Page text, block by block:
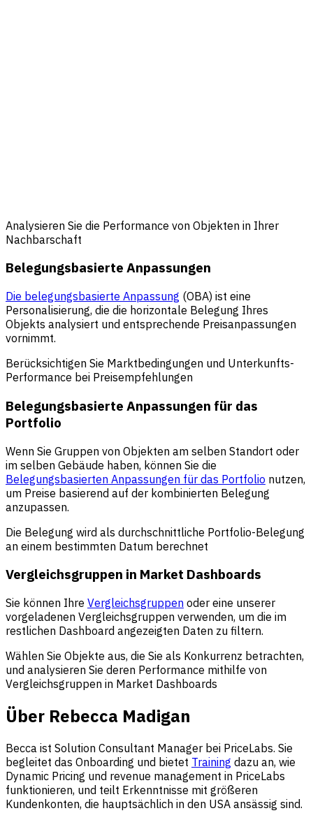
Analysieren Sie die Performance von Objekten in Ihrer
Nachbarschaft
Belegungsbasierte Anpassungen
Die belegungsbasierte Anpassung (OBA) ist eine
Personalisierung, die die horizontale Belegung Ihres
Objekts analysiert und entsprechende Preisanpassungen
vornimmt.
Berücksichtigen Sie Marktbedingungen und Unterkunfts-
Performance bei Preisempfehlungen
Belegungsbasierte Anpassungen für das
Portfolio
Wenn Sie Gruppen von Objekten am selben Standort oder
im selben Gebäude haben, können Sie die
Belegungsbasierten Anpassungen für das Portfolio nutzen,
um Preise basierend auf der kombinierten Belegung
anzupassen.
Die Belegung wird als durchschnittliche Portfolio-Belegung
an einem bestimmten Datum berechnet
Vergleichsgruppen in Market Dashboards
Sie können Ihre Vergleichsgruppen oder eine unserer
vorgeladenen Vergleichsgruppen verwenden, um die im
restlichen Dashboard angezeigten Daten zu filtern.
Wählen Sie Objekte aus, die Sie als Konkurrenz betrachten,
und analysieren Sie deren Performance mithilfe von
Vergleichsgruppen in Market Dashboards
Über Rebecca Madigan
Becca ist Solution Consultant Manager bei PriceLabs. Sie
begleitet das Onboarding und bietet Training dazu an, wie
Dynamic Pricing und revenue management in PriceLabs
funktionieren, und teilt Erkenntnisse mit größeren
Kundenkonten, die hauptsächlich in den USA ansässig sind.